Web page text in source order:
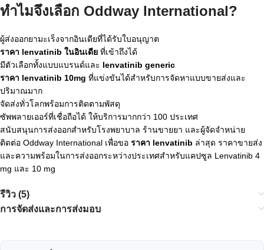
ทำไมจึงเลือก Oddway International?
ผู้ส่งออกยามะเร็งจากอินเดียที่ได้รับใบอนุญาต
ราคา lenvatinib ในอินเดีย ที่เข้าถึงได้
มีตัวเลือกทั้งแบบแบรนด์และ lenvatinib generic
ราคา lenvatinib 10mg ที่แข่งขันได้สำหรับการจัดหาแบบขายส่งและ
ปริมาณมาก
จัดส่งทั่วโลกพร้อมการติดตามพัสดุ
ซัพพลายเออร์ที่เชื่อถือได้ ให้บริการมากกว่า 100 ประเทศ
สนับสนุนการส่งออกสำหรับโรงพยาบาล ร้านขายยา และผู้จัดจำหน่าย
ติดต่อ Oddway International เพื่อขอ ราคา lenvatinib ล่าสุด ราคาขายส่ง
และความพร้อมในการส่งออกระหว่างประเทศสำหรับแคปซูล Lenvatinib 4
mg และ 10 mg
รีวิว (5)
การจัดส่งและการส่งมอบ